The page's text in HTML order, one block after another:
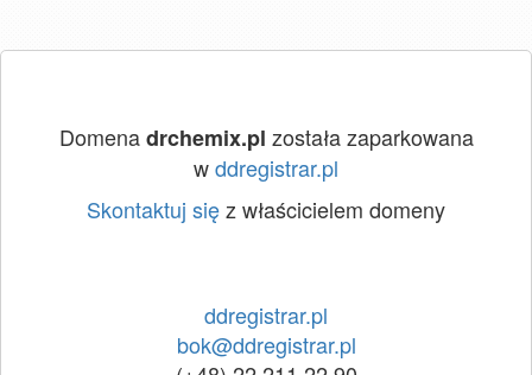
Domenadrchemix.pl została zaparkowana
wddregistrar.pl
Skontaktuj sięz właścicielem domeny
ddregistrar.pl
bok@ddregistrar.pl